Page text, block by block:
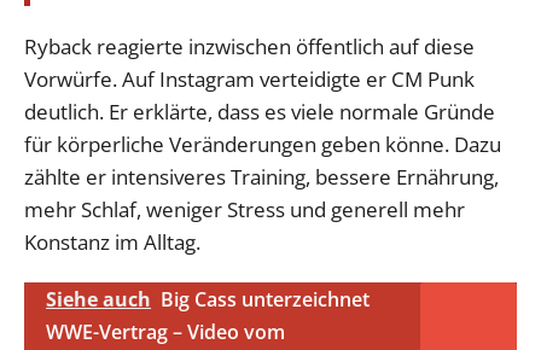
Ryback reagierte inzwischen öffentlich auf diese
Vorwürfe. Auf Instagram verteidigte er CM Punk
deutlich. Er erklärte, dass es viele normale Gründe
für körperliche Veränderungen geben könne. Dazu
zählte er intensiveres Training, bessere Ernährung,
mehr Schlaf, weniger Stress und generell mehr
Konstanz im Alltag.
Siehe auch Big Cass unterzeichnet
WWE-Vertrag – Video vom